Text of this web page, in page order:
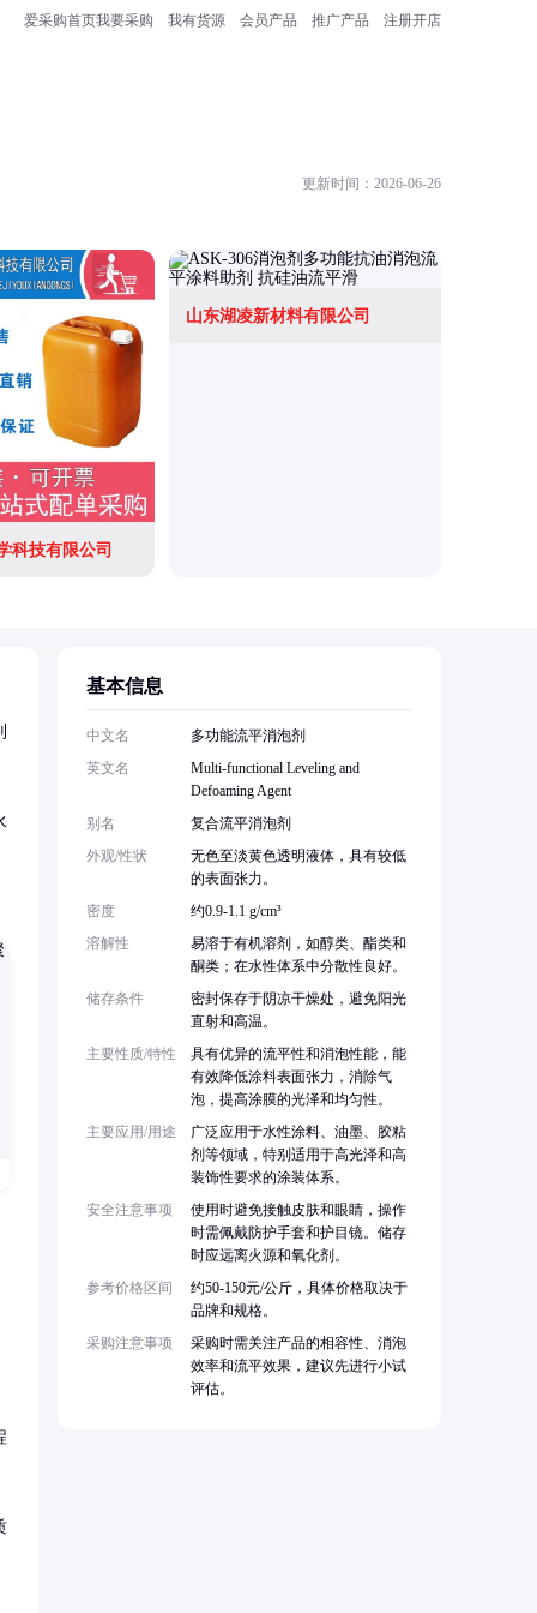
爱采购首页我要采购 我有货源 会员产品 推广产品 注册开店
更新时间：2026-06-26
科技有限公司
山东湖凌新材料有限公司
基本信息
中文名
多功能流平消泡剂
英文名
Multi-functional Leveling and
Defoaming Agent
别名
复合流平消泡剂
外观/性状
无色至淡黄色透明液体，具有较低
的表面张力。
密度
约0.9-1.1 g/cm³
溶解性
易溶于有机溶剂，如醇类、酯类和
酮类；在水性体系中分散性良好。
储存条件
密封保存于阴凉干燥处，避免阳光
直射和高温。
主要性质/特性
具有优异的流平性和消泡性能，能
有效降低涂料表面张力，消除气
泡，提高涂膜的光泽和均匀性。
主要应用/用途
广泛应用于水性涂料、油墨、胶粘
剂等领域，特别适用于高光泽和高
装饰性要求的涂装体系。
安全注意事项
使用时避免接触皮肤和眼睛，操作
时需佩戴防护手套和护目镜。储存
时应远离火源和氧化剂。
参考价格区间
约50-150元/公斤，具体价格取决于
品牌和规格。
采购注意事项
采购时需关注产品的相容性、消泡
效率和流平效果，建议先进行小试
评估。